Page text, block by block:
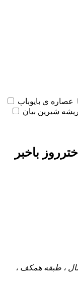
عصاره ی بایوباب
ریشه شیرین بیان
باخبر
، طبقه همکف ،